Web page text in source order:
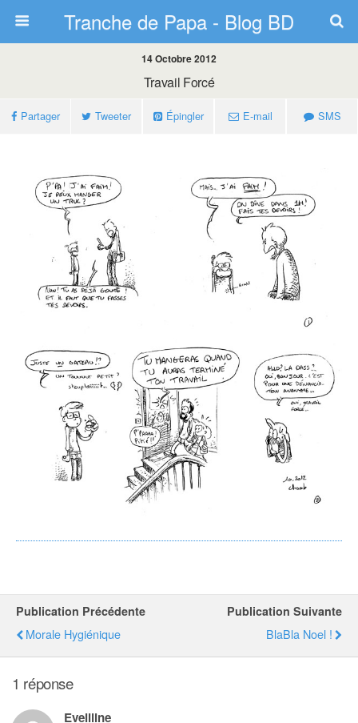
Tranche de Papa - Blog BD
14 Octobre 2012
Travail Forcé
Partager Tweeter Épingler E-mail SMS
Publication Précédente
Morale Hygiénique
Publication Suivante
BlaBla Noel !
1 réponse
Eveliline